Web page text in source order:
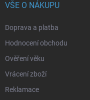
VŠE O NÁKUPU
Doprava a platba
Hodnocení obchodu
Ověření věku
Vrácení zboží
Reklamace